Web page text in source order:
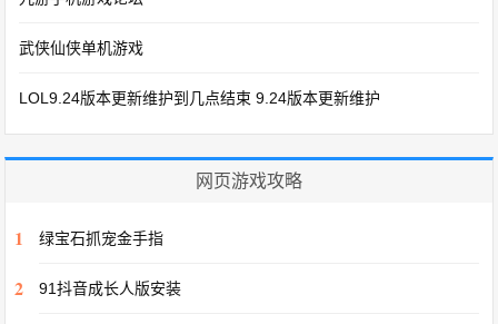
武侠仙侠单机游戏
LOL9.24版本更新维护到几点结束 9.24版本更新维护
网页游戏攻略
1 绿宝石抓宠金手指
2 91抖音成长人版安装